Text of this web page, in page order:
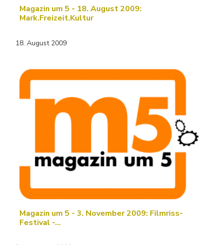
Magazin um 5 - 18. August 2009:
Mark.Freizeit.Kultur
18. August 2009
Magazin um 5 - 3. November 2009: Filmriss-
Festival -…